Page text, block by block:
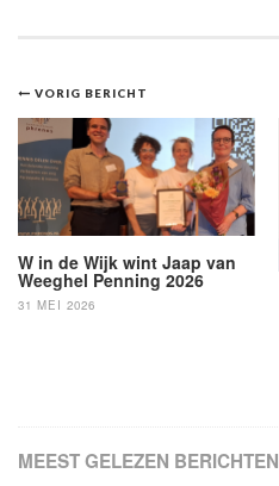
Bericht
navigatie
VORIG BERICHT
W in de Wijk wint Jaap van
Weeghel Penning 2026
31 MEI 2026
MEEST GELEZEN BERICHTEN